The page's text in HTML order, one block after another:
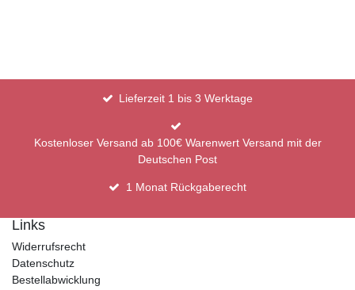
Lieferzeit 1 bis 3 Werktage
Kostenloser Versand ab 100€ Warenwert Versand mit der
Deutschen Post
1 Monat Rückgaberecht
Links
Widerrufsrecht
Datenschutz
Bestellabwicklung